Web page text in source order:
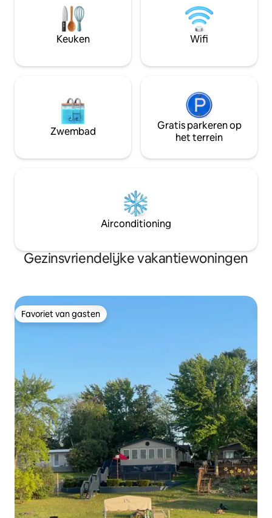
stranden van Lake Michigan en
schilderachtige meersteden vol
boetieks en restaurants. De Notre Dame
ligt op 30 minuten afstand en de Redbud
slaapkamers. A/
plaats aan 8
Lake Harold.
tafel met stoelen.
speelgoed.
Keuken Wifi
Zwembad
Gratis parkeren op
het terrein
Airconditioning
Gezinsvriendelijke vakantiewoningen
Favoriet van gasten
Favoriet van gasten